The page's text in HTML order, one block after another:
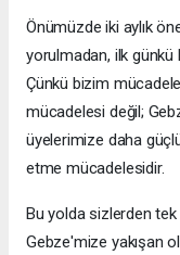
Önümüzde iki aylık
yorulmadan, ilk günkü
Çünkü bizim
mücadelesi değil;
üyelerimize daha
etme mücadelesidir.
Bu yolda sizlerden
Gebze'mize yakışan